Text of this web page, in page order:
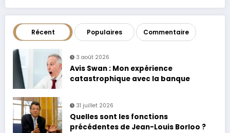
Récent Populaires Commentaire
3 août 2026
Avis Swan : Mon expérience
catastrophique avec la banque
31 juillet 2026
Quelles sont les fonctions
précédentes de Jean-Louis Borloo ?